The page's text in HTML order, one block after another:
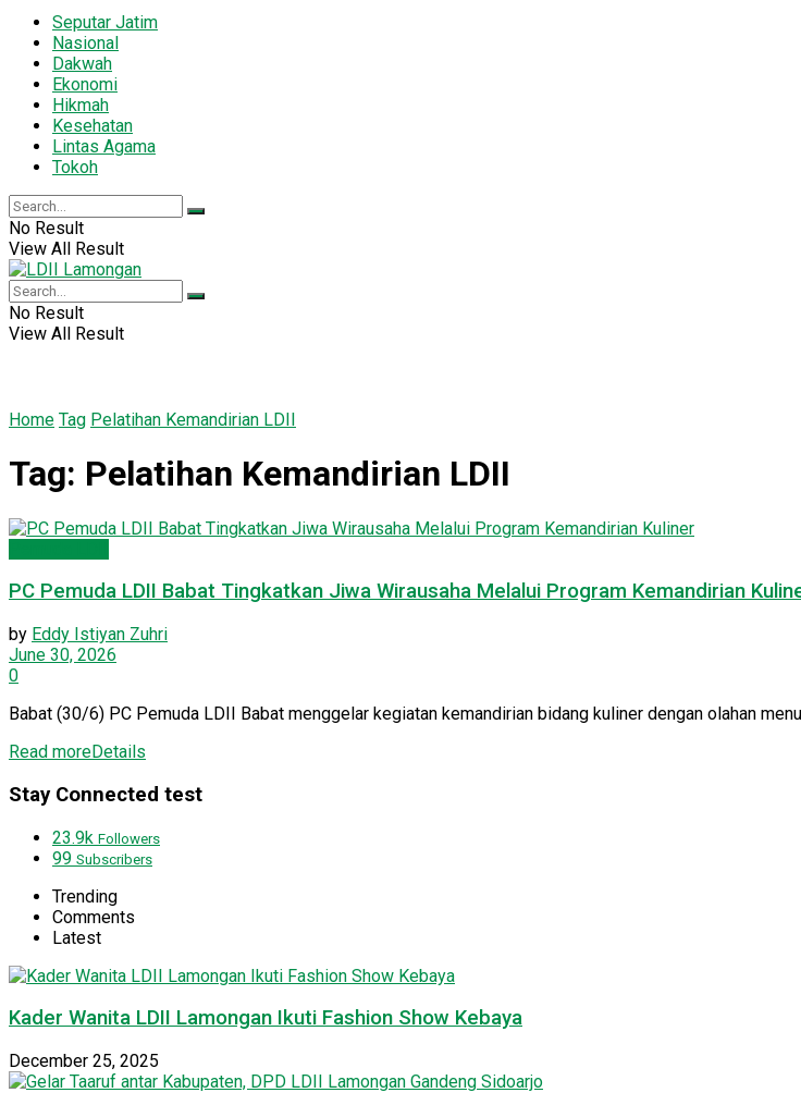
Seputar Jatim
Nasional
Dakwah
Ekonomi
Hikmah
Kesehatan
Lintas Agama
Tokoh
No Result
View All Result
No Result
View All Result
Home Tag Pelatihan Kemandirian LDII
Tag: Pelatihan Kemandirian LDII
PC Pemuda LDII Babat Tingkatkan Jiwa Wirausaha Melalui Program Kemandirian
by Eddy Istiyan Zuhri
June 30, 2026
0
Babat (30/6) PC Pemuda LDII Babat menggelar kegiatan kemandirian bidang kuliner dengan olahan
Read moreDetails
Stay Connected test
23.9k Followers
99 Subscribers
Trending
Comments
Latest
Kader Wanita LDII Lamongan Ikuti Fashion Show Kebaya
December 25, 2025